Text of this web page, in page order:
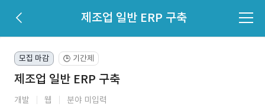
제조업 일반 ERP 구축
모집 마감 🕒 기간제
제조업 일반 ERP 구축
개발 웹 분야 미입력